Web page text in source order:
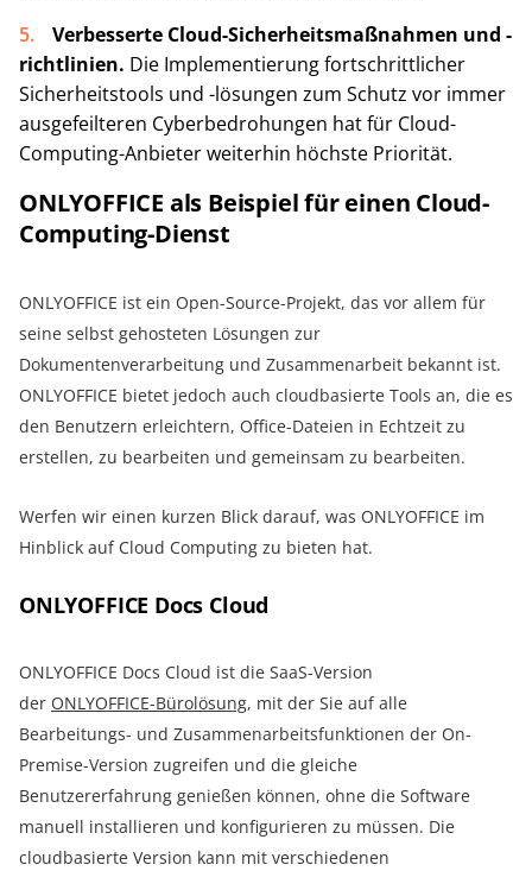
Verbesserte Cloud-Sicherheitsmaßnahmen und -
richtlinien. Die Implementierung fortschrittlicher
Sicherheitstools und -lösungen zum Schutz vor immer
ausgefeilteren Cyberbedrohungen hat für Cloud-
Computing-Anbieter weiterhin höchste Priorität.
ONLYOFFICE als Beispiel für einen Cloud-
Computing-Dienst
ONLYOFFICE ist ein Open-Source-Projekt, das vor allem für
seine selbst gehosteten Lösungen zur
Dokumentenverarbeitung und Zusammenarbeit bekannt ist.
ONLYOFFICE bietet jedoch auch cloudbasierte Tools an, die es
den Benutzern erleichtern, Office-Dateien in Echtzeit zu
erstellen, zu bearbeiten und gemeinsam zu bearbeiten.
Werfen wir einen kurzen Blick darauf, was ONLYOFFICE im
Hinblick auf Cloud Computing zu bieten hat.
ONLYOFFICE Docs Cloud
ONLYOFFICE Docs Cloud ist die SaaS-Version
der ONLYOFFICE-Bürolösung, mit der Sie auf alle
Bearbeitungs- und Zusammenarbeitsfunktionen der On-
Premise-Version zugreifen und die gleiche
Benutzererfahrung genießen können, ohne die Software
manuell installieren und konfigurieren zu müssen. Die
cloudbasierte Version kann mit verschiedenen